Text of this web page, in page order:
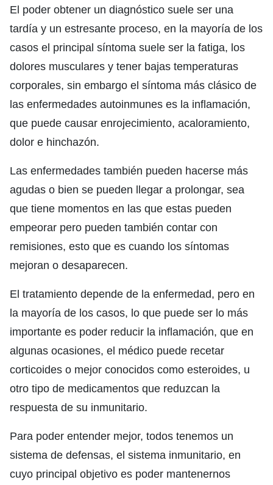
El poder obtener un diagnóstico suele ser una
tardía y un estresante proceso, en la mayoría de los
casos el principal síntoma suele ser la fatiga, los
dolores musculares y tener bajas temperaturas
corporales, sin embargo el síntoma más clásico de
las enfermedades autoinmunes es la inflamación,
que puede causar enrojecimiento, acaloramiento,
dolor e hinchazón.
Las enfermedades también pueden hacerse más
agudas o bien se pueden llegar a prolongar, sea
que tiene momentos en las que estas pueden
empeorar pero pueden también contar con
remisiones, esto que es cuando los síntomas
mejoran o desaparecen.
El tratamiento depende de la enfermedad, pero en
la mayoría de los casos, lo que puede ser lo más
importante es poder reducir la inflamación, que en
algunas ocasiones, el médico puede recetar
corticoides o mejor conocidos como esteroides, u
otro tipo de medicamentos que reduzcan la
respuesta de su inmunitario.
Para poder entender mejor, todos tenemos un
sistema de defensas, el sistema inmunitario, en
cuyo principal objetivo es poder mantenernos